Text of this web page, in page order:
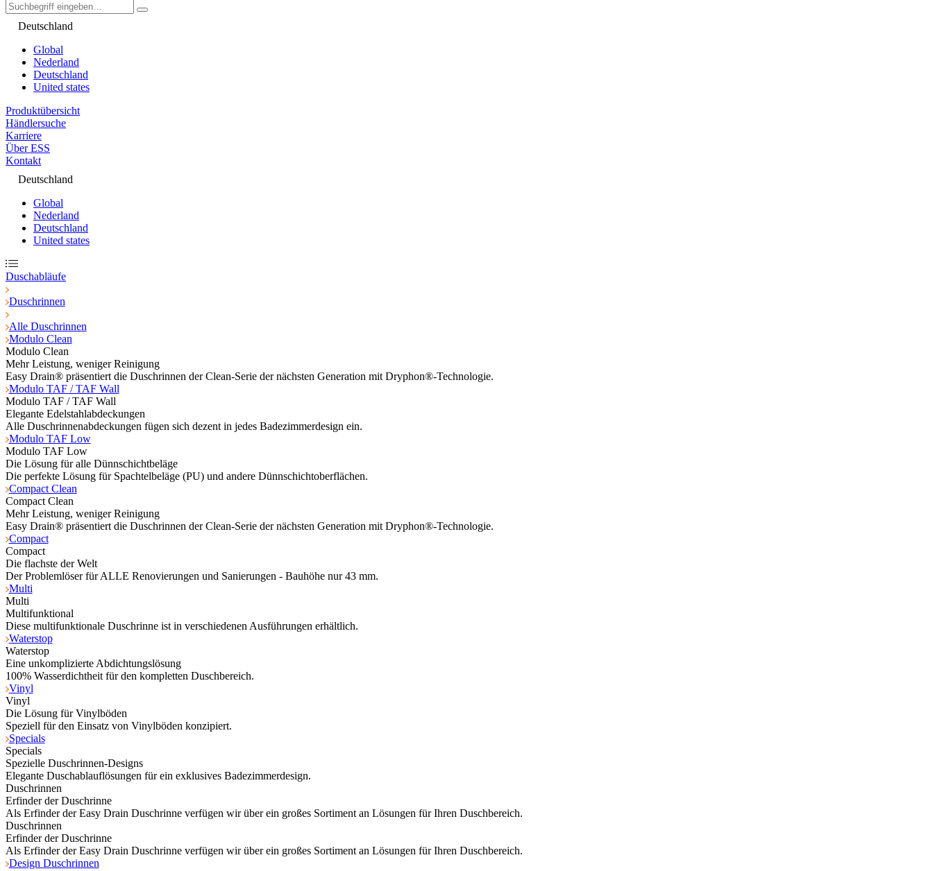
Deutschland
Global
Nederland
Deutschland
United states
Produktübersicht
Händlersuche
Karriere
Über ESS
Kontakt
Deutschland
Global
Nederland
Deutschland
United states
Duschabläufe
Duschrinnen
Alle Duschrinnen
Modulo Clean
Modulo Clean
Mehr Leistung, weniger Reinigung
Easy Drain® präsentiert die Duschrinnen der Clean-Serie der nächsten Generation mit Dryphon®-Technologie.
Modulo TAF / TAF Wall
Modulo TAF / TAF Wall
Elegante Edelstahlabdeckungen
Alle Duschrinnenabdeckungen fügen sich dezent in jedes Badezimmerdesign ein.
Modulo TAF Low
Modulo TAF Low
Die Lösung für alle Dünnschichtbeläge
Die perfekte Lösung für Spachtelbeläge (PU) und andere Dünnschichtoberflächen.
Compact Clean
Compact Clean
Mehr Leistung, weniger Reinigung
Easy Drain® präsentiert die Duschrinnen der Clean-Serie der nächsten Generation mit Dryphon®-Technologie.
Compact
Compact
Die flachste der Welt
Der Problemlöser für ALLE Renovierungen und Sanierungen - Bauhöhe nur 43 mm.
Multi
Multi
Multifunktional
Diese multifunktionale Duschrinne ist in verschiedenen Ausführungen erhältlich.
Waterstop
Waterstop
Eine unkomplizierte Abdichtungslösung
100% Wasserdichtheit für den kompletten Duschbereich.
Vinyl
Vinyl
Die Lösung für Vinylböden
Speziell für den Einsatz von Vinylböden konzipiert.
Specials
Specials
Spezielle Duschrinnen-Designs
Elegante Duschablauflösungen für ein exklusives Badezimmerdesign.
Duschrinnen
Erfinder der Duschrinne
Als Erfinder der Easy Drain Duschrinne verfügen wir über ein großes Sortiment an Lösungen für Ihren Duschbereich.
Duschrinnen
Erfinder der Duschrinne
Als Erfinder der Easy Drain Duschrinne verfügen wir über ein großes Sortiment an Lösungen für Ihren Duschbereich.
Design Duschrinnen